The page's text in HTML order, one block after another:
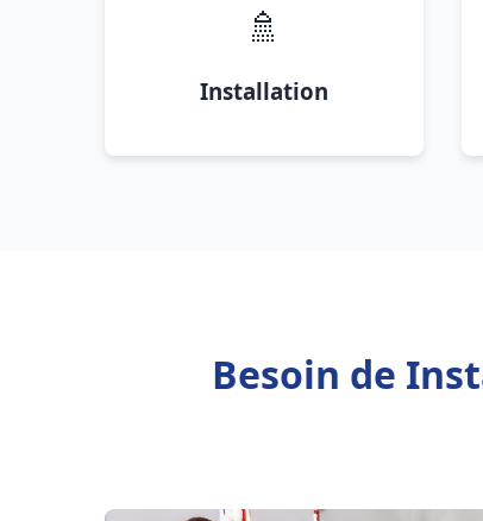
🚿
Installation
Besoin de